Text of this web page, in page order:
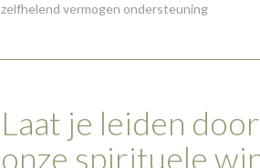
zelfhelend vermogen ondersteuning
Laat je leiden
onze spirituele